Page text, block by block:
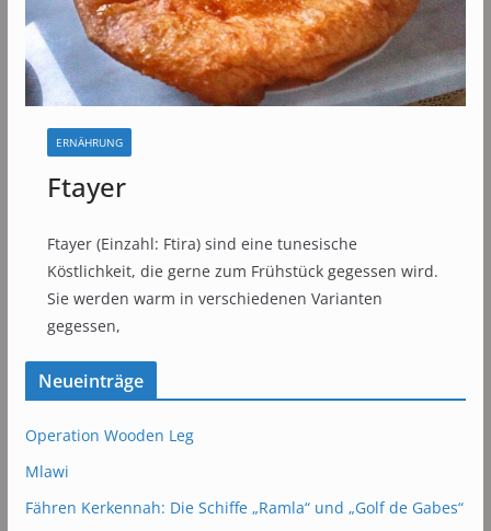
ERNÄHRUNG
Ftayer
Ftayer (Einzahl: Ftira) sind eine tunesische
Köstlichkeit, die gerne zum Frühstück gegessen wird.
Sie werden warm in verschiedenen Varianten
gegessen,
Neueinträge
Operation Wooden Leg
Mlawi
Fähren Kerkennah: Die Schiffe „Ramla“ und „Golf de Gabes“